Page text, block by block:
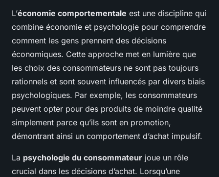
L’économie comportementale est une discipline qui
combine économie et psychologie pour comprendre
comment les gens prennent des décisions
économiques. Cette approche met en lumière que
les choix des consommateurs ne sont pas toujours
rationnels et sont souvent influencés par divers biais
psychologiques. Par exemple, les consommateurs
peuvent opter pour des produits de moindre qualité
simplement parce qu’ils sont en promotion,
démontrant ainsi un comportement d’achat impulsif.
La psychologie du consommateur joue un rôle
crucial dans les décisions d’achat. Lorsqu’une